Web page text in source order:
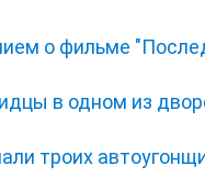
о фильме
в одном из
троих